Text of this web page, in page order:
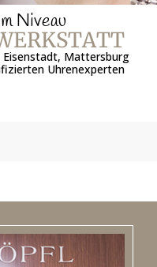
Niveau
Eisenstadt, Mattersburg
Uhrenexperten